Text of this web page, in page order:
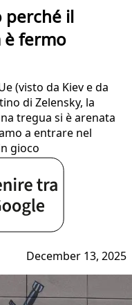
perché il
è fermo
(visto da Kiev e da
di Zelensky, la
tregua si è arenata
a entrare nel
gioco
December 13, 2025